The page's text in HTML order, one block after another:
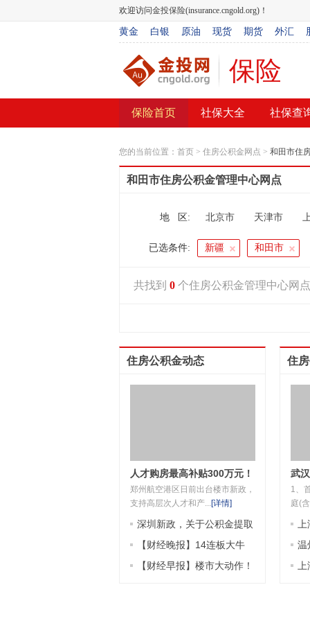
欢迎访问金投保险(insurance.cngold.org)！
黄金 白银 原油 现货 期货 外汇
保险
保险首页 社保大全 社保查
您的当前位置： 首页 > 住房公积金网点 > 和田市住
和田市住房公积金管理中心网点
地 区: 北京市 天津市
呼和浩特市
已选条件: 新疆 和田市
共找到 0 个住房公积金管理中心网点
住房公积金动态
人才购房最高补贴300万元！
这里出大招
郑州航空港区日前出台楼市新政，
支持高层次人才和产...[详情]
深圳新政，关于公积金提取
【财经晚报】14连板大牛
股，三季报亮相！事关公积
【财经早报】楼市大动作！
住
武
1、
庭(
度
温